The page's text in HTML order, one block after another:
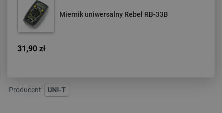
Miernik uniwersalny Rebel RB-33B
31,90 zł
Producent: UNI-T